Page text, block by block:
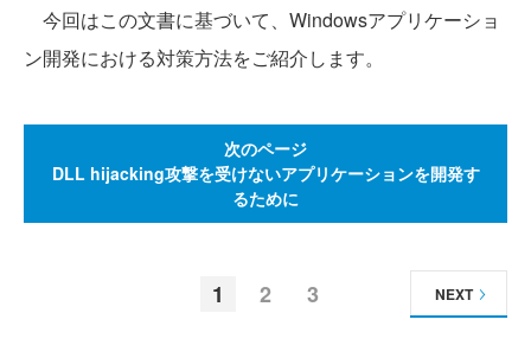
今回はこの文書に基づいて、Windowsアプリケーショ
ン開発における対策方法をご紹介します。
次のページ
DLL hijacking攻撃を受けないアプリケーションを開発す
るために
1 2 3 NEXT